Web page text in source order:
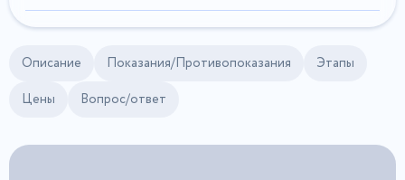
Описание Показания/Противопоказания
Этапы
Цены
Вопрос/ответ